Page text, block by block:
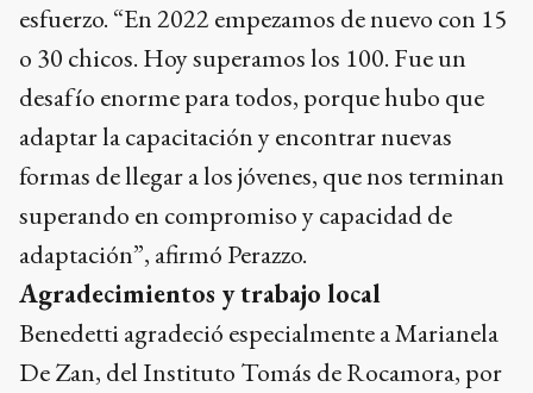
esfuerzo. “En 2022 empezamos de nuevo con 15
o 30 chicos. Hoy superamos los 100. Fue un
desafío enorme para todos, porque hubo que
adaptar la capacitación y encontrar nuevas
formas de llegar a los jóvenes, que nos terminan
superando en compromiso y capacidad de
adaptación”, afirmó Perazzo.
Agradecimientos y trabajo local
Benedetti agradeció especialmente a Marianela
De Zan, del Instituto Tomás de Rocamora, por